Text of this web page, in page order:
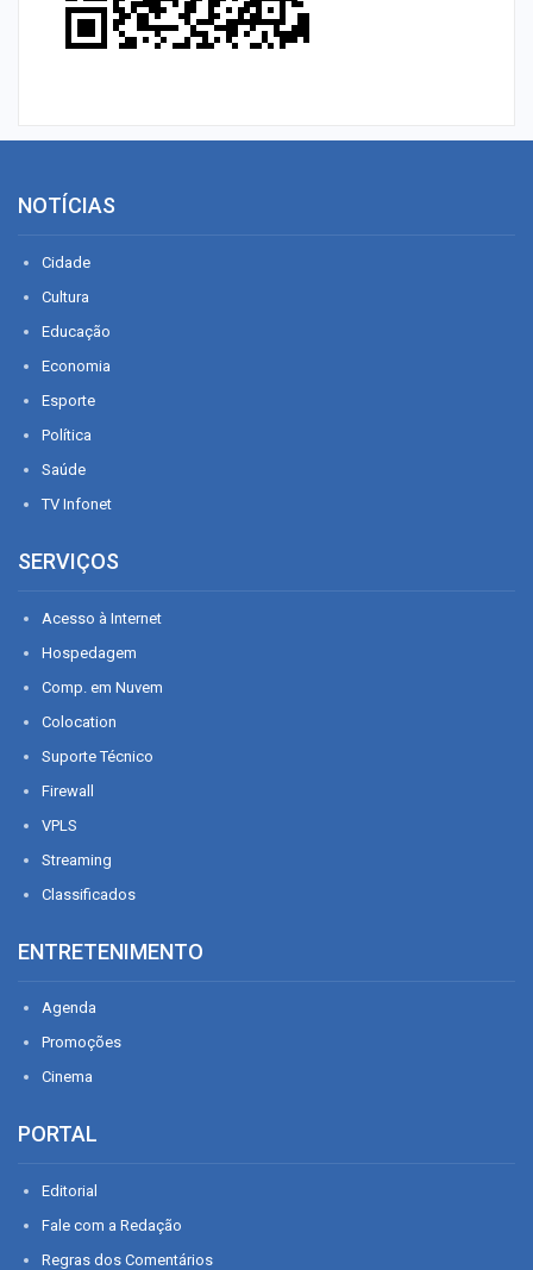
NOTÍCIAS
Cidade
Cultura
Educação
Economia
Esporte
Política
Saúde
TV Infonet
SERVIÇOS
Acesso à Internet
Hospedagem
Comp. em Nuvem
Colocation
Suporte Técnico
Firewall
VPLS
Streaming
Classificados
ENTRETENIMENTO
Agenda
Promoções
Cinema
PORTAL
Editorial
Fale com a Redação
Regras dos Comentários